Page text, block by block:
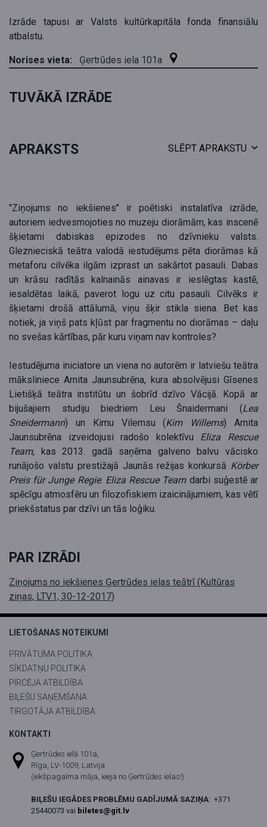
Izrāde tapusi ar Valsts kultūrkapitāla fonda finansiālu
atbalstu.
Norises vieta: Ģertrūdes iela 101a
TUVĀKĀ IZRĀDE
APRAKSTS SLĒPT APRAKSTU
"Ziņojums no iekšienes" ir poētiski instalatīva izrāde,
autoriem iedvesmojoties no muzeju diorāmām, kas inscenē
šķietami dabiskas epizodes no dzīvnieku valsts.
Gleznieciskā teātra valodā iestudējums pēta diorāmas kā
metaforu cilvēka ilgām izprast un sakārtot pasauli. Dabas
un krāsu radītās kalnainās ainavas ir ieslēgtas kastē,
iesaldētas laikā, paverot logu uz citu pasauli. Cilvēks ir
šķietami drošā attālumā, viņu šķir stikla siena. Bet kas
notiek, ja viņš pats kļūst par fragmentu no diorāmas – daļu
no svešas kārtības, pār kuru viņam nav kontroles?
Iestudējuma iniciatore un viena no autorēm ir latviešu teātra
māksliniece Arnita Jaunsubrēna, kura absolvējusi Gīsenes
Lietišķā teātra institūtu un šobrīd dzīvo Vācijā. Kopā ar
bijušajiem studiju biedriem Leu Šnaidermani (Lea
Sneidermann) un Kimu Vilemsu (Kim Willems) Arnita
Jaunsubrēna izveidojusi radošo kolektīvu Eliza Rescue
Team, kas 2013. gadā saņēma galveno balvu vācisko
runājošo valstu prestižajā Jaunās režijas konkursā Körber
Preis für Junge Regie. Eliza Rescue Teamdarbi suģestē ar
spēcīgu atmosfēru un filozofiskiem izaicinājumiem, kas vētī
priekšstatus par dzīvi un tās loģiku.
PAR IZRĀDI
Ziņojums no iekšienes Ģertrūdes ielas teātrī (Kultūras
ziņas, LTV1, 30-12-2017)
LIETOŠANAS NOTEIKUMI
PRIVĀTUMA POLITIKA
SĪKDATŅU POLITIKA
PIRCĒJA ATBILDĪBA
BIĻEŠU SAŅEMŠANA
TIRGOTĀJA ATBILDĪBA
KONTAKTI
Ģertrūdes ielā 101a,
Rīga, LV-1009, Latvija
(iekšpagalma māja, ieeja no Ģertrūdes ielas!)
BIĻEŠU IEGĀDES PROBLĒMU GADĪJUMĀ SAZIŅA: +371
25440073 vai biletes@git.lv